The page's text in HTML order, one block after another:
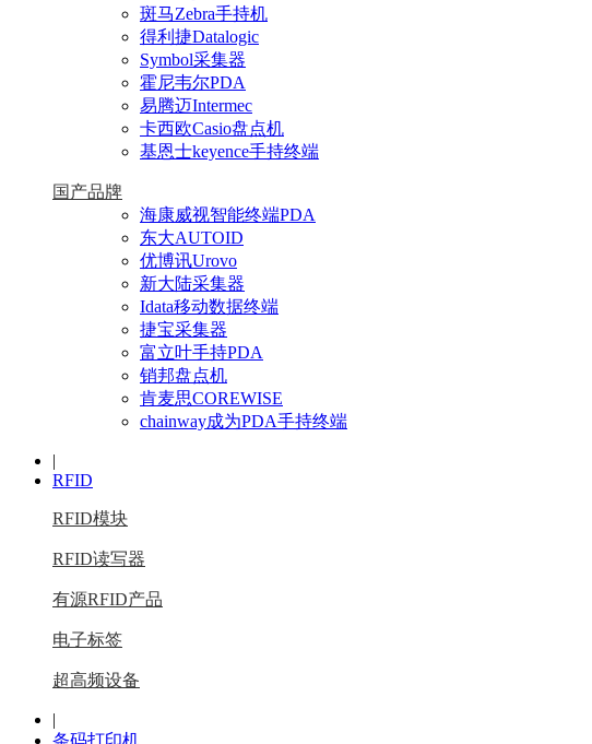
斑马Zebra手持机
得利捷Datalogic
Symbol采集器
霍尼韦尔PDA
易腾迈Intermec
卡西欧Casio盘点机
基恩士keyence手持终端
国产品牌
海康威视智能终端PDA
东大AUTOID
优博讯Urovo
新大陆采集器
Idata移动数据终端
捷宝采集器
富立叶手持PDA
销邦盘点机
肯麦思COREWISE
chainway成为PDA手持终端
|
RFID
RFID模块
RFID读写器
有源RFID产品
电子标签
超高频设备
|
条码打印机